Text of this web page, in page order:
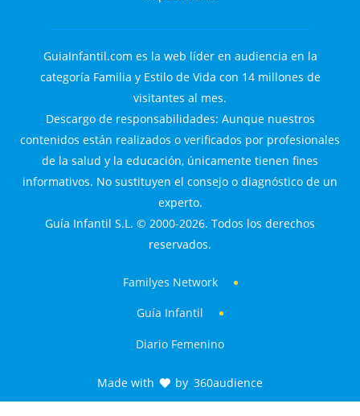
GuiaInfantil.com es la web líder en audiencia en la
categoría Familia y Estilo de Vida con 14 millones de
visitantes al mes.
Descargo de responsabilidades: Aunque nuestros
contenidos están realizados o verificados por profesionales
de la salud y la educación, únicamente tienen fines
informativos. No sustituyen el consejo o diagnóstico de un
experto.
Guía Infantil S.L. © 2000-2026. Todos los derechos
reservados.
Familyes Network
Guía Infantil
Diario Femenino
Made with by 360audience